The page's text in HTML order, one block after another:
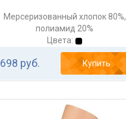
Мерсеризованный хлопок 80%,
полиамид 20%
Цвета:
698 руб. Купить